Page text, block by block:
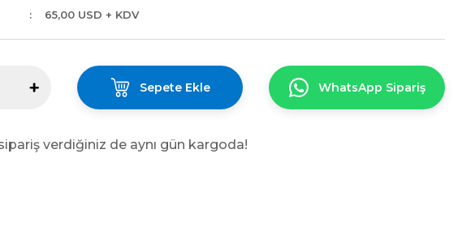
65,00 USD + KDV
Sepete Ekle WhatsApp Sipariş
verdiğiniz de aynı gün kargoda!